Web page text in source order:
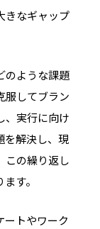
きなギャップ
のような課題
服してブラン
、実行に向け
を解決し、現
この繰り返し
す。
ートやワーク